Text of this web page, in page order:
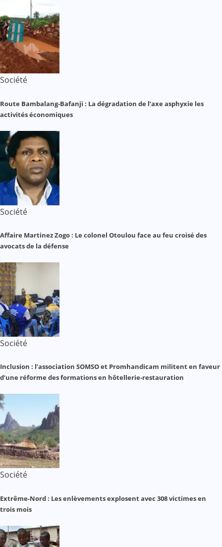
Société
Route Bambalang-Bafanji : La dégradation de l’axe asphyxie les
activités économiques
Société
Affaire Martinez Zogo : Le colonel Otoulou face au feu croisé des
avocats de la défense
Société
Inclusion : l’association SOMSO et Promhandicam militent en faveur
d’une réforme des formations en hôtellerie-restauration
Société
Extrême-Nord : Les enlèvements explosent avec 308 victimes en
trois mois